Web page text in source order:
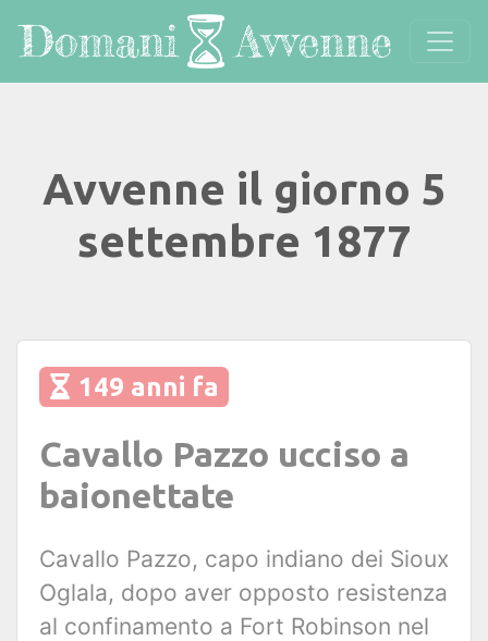
Avvenne il giorno 5
settembre 1877
149 anni fa
Cavallo Pazzo ucciso a
baionettate
Cavallo Pazzo, capo indiano dei Sioux
Oglala, dopo aver opposto resistenza
al confinamento a Fort Robinson nel